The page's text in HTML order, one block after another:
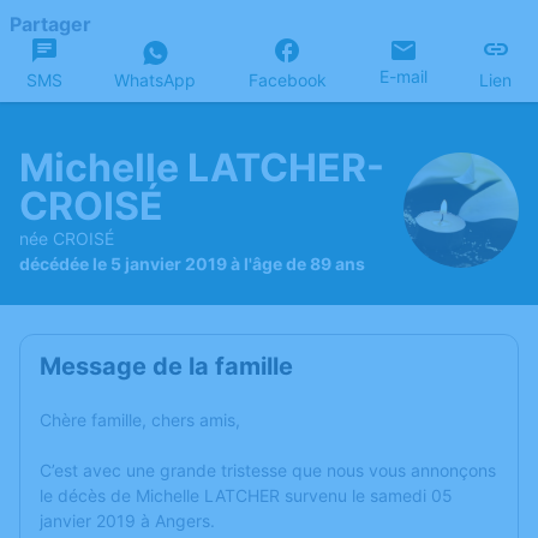
Partager
SMS WhatsApp Facebook E-mail Lien
Michelle LATCHER-
CROISÉ
née CROISÉ
décédée le 5 janvier 2019 à l'âge de 89 ans
Message de la famille
Chère famille, chers amis,
C’est avec une grande tristesse que nous vous annonçons
le décès de Michelle LATCHER survenu le samedi 05
janvier 2019 à Angers.